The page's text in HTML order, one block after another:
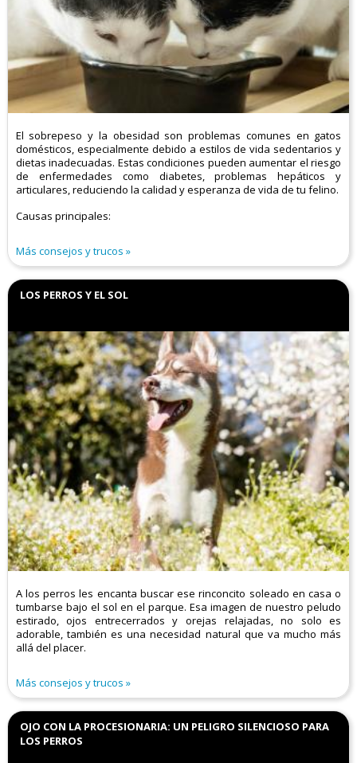
El sobrepeso y la obesidad son problemas comunes en gatos
domésticos, especialmente debido a estilos de vida sedentarios y
dietas inadecuadas. Estas condiciones pueden aumentar el riesgo
de enfermedades como diabetes, problemas hepáticos y
articulares, reduciendo la calidad y esperanza de vida de tu felino.​
Causas principales:
Más consejos y trucos
LOS PERROS Y EL SOL
A los perros les encanta buscar ese rinconcito soleado en casa o
tumbarse bajo el sol en el parque. Esa imagen de nuestro peludo
estirado, ojos entrecerrados y orejas relajadas, no solo es
adorable, también es una necesidad natural que va mucho más
allá del placer.
Más consejos y trucos
OJO CON LA PROCESIONARIA: UN PELIGRO SILENCIOSO PARA
LOS PERROS